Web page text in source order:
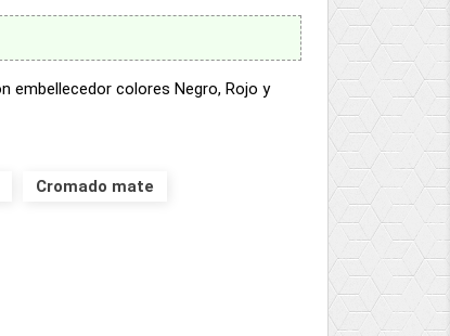
embellecedor colores Negro, Rojo y
Cromado mate